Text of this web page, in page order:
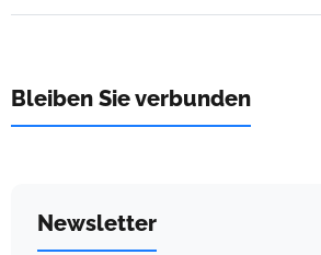
Bleiben Sie verbunden
Newsletter